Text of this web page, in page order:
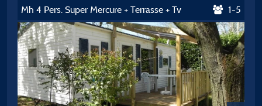
Mh 4 Pers. Super Mercure + Terrasse + Tv 1-5